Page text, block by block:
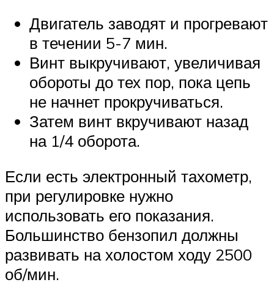
Двигатель заводят и прогревают
в течении 5-7 мин.
Винт выкручивают, увеличивая
обороты до тех пор, пока цепь
не начнет прокручиваться.
Затем винт вкручивают назад
на 1/4 оборота.
Если есть электронный тахометр,
при регулировке нужно
использовать его показания.
Большинство бензопил должны
развивать на холостом ходу 2500
об/мин.